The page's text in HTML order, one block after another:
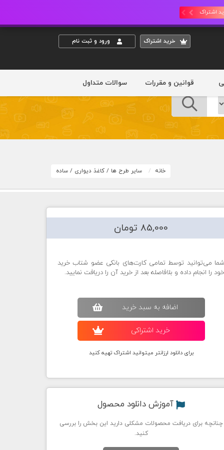
اشتراک
خريد اشتراک ورود و ثبت نام
قوانین و مقررات سوالات متداول
خانه سایر طرح ها / کاغذ دیواری / ساده
85,000 تومان
شما می‌توانید توسط تمامی کارت‌های بانکی عضو شتاب خرید
خود را انجام داده و بلافاصله بعد از خرید آن را دریافت نمایید.
اضافه به سبد خريد
خريد اشتراکی
برای دانلود ارزانتر میتوانید اشتراک تهیه کنید
آموزش دانلود محصول
چنانچه برای دریافت محصولات مشکلی دارید این بخش را بررسی
کنید.